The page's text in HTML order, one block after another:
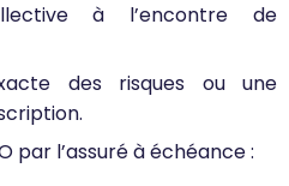
à l’encontre de
des risques ou une
par l’assuré à échéance :